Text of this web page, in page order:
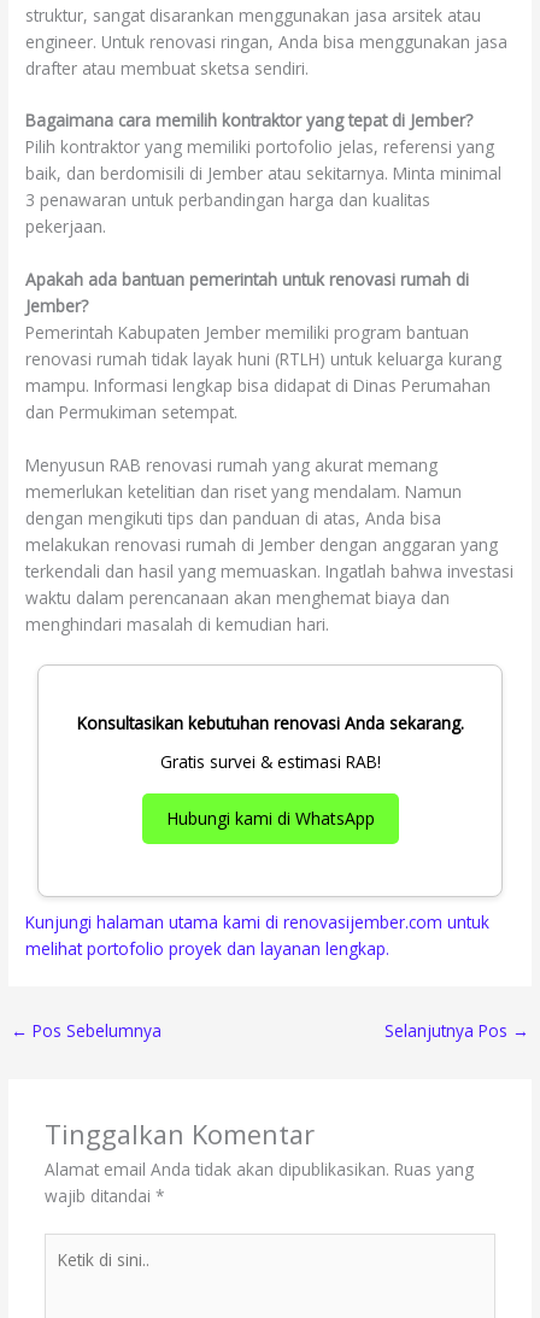
struktur, sangat disarankan menggunakan jasa arsitek atau
engineer. Untuk renovasi ringan, Anda bisa menggunakan jasa
drafter atau membuat sketsa sendiri.
Bagaimana cara memilih kontraktor yang tepat di Jember?
Pilih kontraktor yang memiliki portofolio jelas, referensi yang
baik, dan berdomisili di Jember atau sekitarnya. Minta minimal
3 penawaran untuk perbandingan harga dan kualitas
pekerjaan.
Apakah ada bantuan pemerintah untuk renovasi rumah di
Jember?
Pemerintah Kabupaten Jember memiliki program bantuan
renovasi rumah tidak layak huni (RTLH) untuk keluarga kurang
mampu. Informasi lengkap bisa didapat di Dinas Perumahan
dan Permukiman setempat.
Menyusun RAB renovasi rumah yang akurat memang
memerlukan ketelitian dan riset yang mendalam. Namun
dengan mengikuti tips dan panduan di atas, Anda bisa
melakukan renovasi rumah di Jember dengan anggaran yang
terkendali dan hasil yang memuaskan. Ingatlah bahwa investasi
waktu dalam perencanaan akan menghemat biaya dan
menghindari masalah di kemudian hari.
Konsultasikan kebutuhan renovasi Anda sekarang.
Gratis survei & estimasi RAB!
Hubungi kami di WhatsApp
Kunjungi halaman utama kami di renovasijember.com untuk
melihat portofolio proyek dan layanan lengkap.
← Pos Sebelumnya Selanjutnya Pos →
Tinggalkan Komentar
Alamat email Anda tidak akan dipublikasikan. Ruas yang
wajib ditandai *